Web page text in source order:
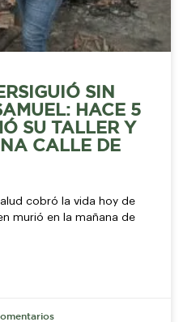
SIN
HACE 5
SU TALLER Y
CALLE DE
cobró la vida hoy de
murió en la mañana de